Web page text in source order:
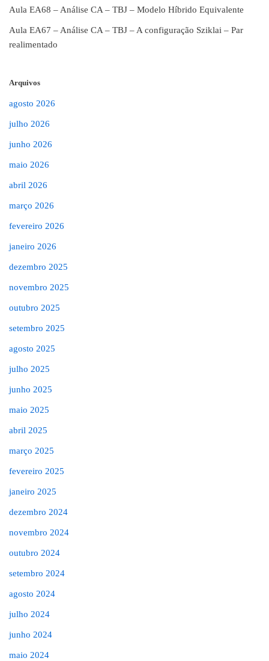
Aula EA68 – Análise CA – TBJ – Modelo Híbrido Equivalente
Aula EA67 – Análise CA – TBJ – A configuração Sziklai – Par
realimentado
Arquivos
agosto 2026
julho 2026
junho 2026
maio 2026
abril 2026
março 2026
fevereiro 2026
janeiro 2026
dezembro 2025
novembro 2025
outubro 2025
setembro 2025
agosto 2025
julho 2025
junho 2025
maio 2025
abril 2025
março 2025
fevereiro 2025
janeiro 2025
dezembro 2024
novembro 2024
outubro 2024
setembro 2024
agosto 2024
julho 2024
junho 2024
maio 2024